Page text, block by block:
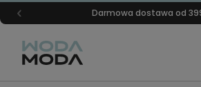
Darmowa dostawa od